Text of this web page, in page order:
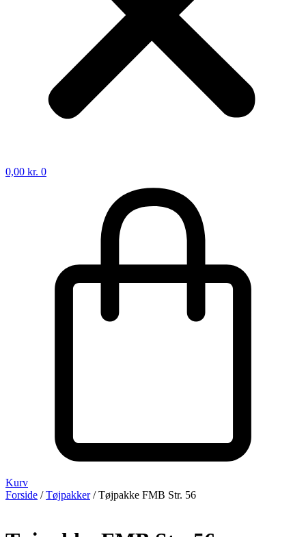
0,00 kr. 0
Kurv
Forside /Tøjpakker/ Tøjpakke FMB Str. 56